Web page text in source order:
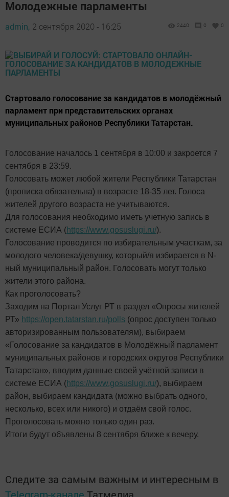
Молодежные парламенты
admin, 2 сентября 2020 - 16:25 2440 0 0
Стартовало голосование за кандидатов в молодёжный
парламент при представительских органах
муниципальных районов Республики Татарстан.
Голосование началось 1 сентября в 10:00 и закроется 7
сентября в 23:59.
Голосовать может любой жители Республики Татарстан
(прописка обязательна) в возрасте 18-35 лет. Голоса
жителей другого возраста не учитываются.
Для голосования необходимо иметь учетную запись в
системе ЕСИА (https://www.gosuslugi.ru/).
Голосование проводится по избирательным участкам, за
молодого человека/девушку, который/я избирается в N-
ный муниципальный район. Голосовать могут только
жители этого района.
Как проголосовать?
Заходим на Портал Услуг РТ в раздел «Опросы жителей
РТ» https://open.tatarstan.ru/polls (опрос доступен только
авторизированным пользователям), выбираем
«Голосование за кандидатов в Молодёжный парламент
муниципальных районов и городских округов Республики
Татарстан», вводим данные своей учётной записи в
системе ЕСИА (https://www.gosuslugi.ru/), выбираем
район, выбираем кандидата (можно выбрать одного,
несколько, всех или никого) и отдаём свой голос.
Проголосовать можно только один раз.
Итоги будут объявлены 8 сентября ближе к вечеру.
Следите за самым важным и интересным в